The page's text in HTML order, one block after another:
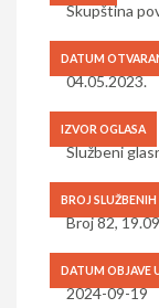
Skupština
DATUM
04.05.2023.
IZVOR OGLASA
Službeni
BROJ
Broj 82,
DATUM OBJAVE
2024-09-19